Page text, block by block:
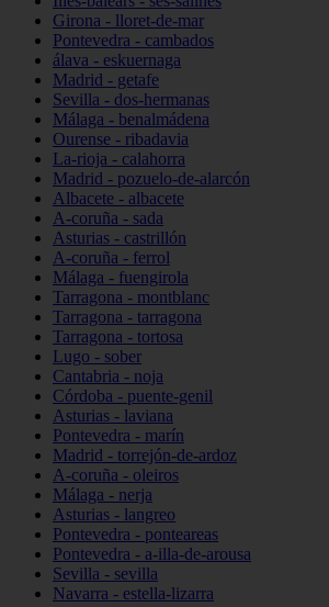
Girona - lloret-de-mar
Pontevedra - cambados
álava - eskuernaga
Madrid - getafe
Sevilla - dos-hermanas
Málaga - benalmádena
Ourense - ribadavia
La-rioja - calahorra
Madrid - pozuelo-de-alarcón
Albacete - albacete
A-coruña - sada
Asturias - castrillón
A-coruña - ferrol
Málaga - fuengirola
Tarragona - montblanc
Tarragona - tarragona
Tarragona - tortosa
Lugo - sober
Cantabria - noja
Córdoba - puente-genil
Asturias - laviana
Pontevedra - marín
Madrid - torrejón-de-ardoz
A-coruña - oleiros
Málaga - nerja
Asturias - langreo
Pontevedra - ponteareas
Pontevedra - a-illa-de-arousa
Sevilla - sevilla
Navarra - estella-lizarra